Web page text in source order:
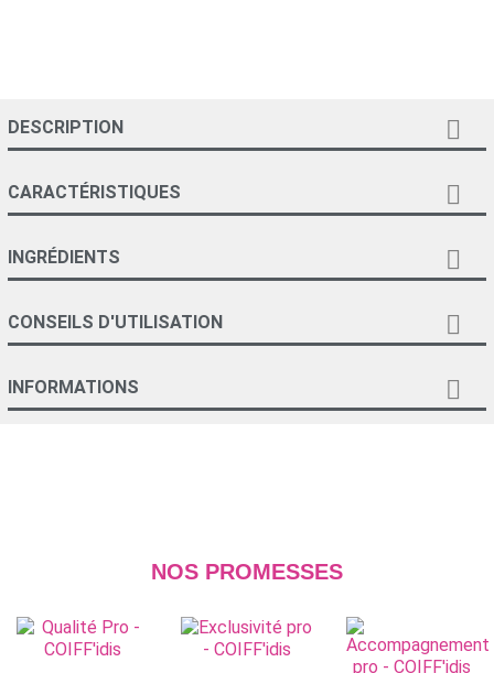
DESCRIPTION 
CARACTÉRISTIQUES 
INGRÉDIENTS 
CONSEILS D'UTILISATION 
INFORMATIONS 
NOS PROMESSES